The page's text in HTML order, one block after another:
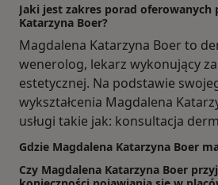
Jaki jest zakres porad oferowanych
Katarzyna Boer?
Magdalena Katarzyna Boer to
wenerolog, lekarz wykonujący
estetycznej. Na podstawie
wykształcenia Magdalena
usługi takie jak: konsultacja
Gdzie Magdalena Katarzyna Boer
Czy Magdalena Katarzyna Boer